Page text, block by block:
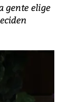
gente elige